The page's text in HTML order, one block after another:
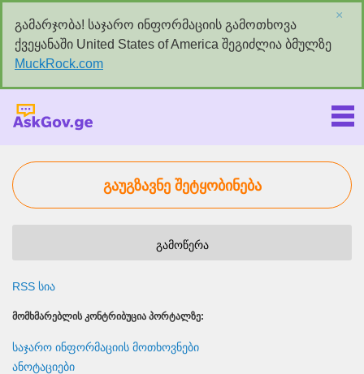
გამარჯობა! საჯარო ინფორმაციის გამოთხოვა
ქვეყანაში United States of America შეგიძლია ბმულზე
MuckRock.com
×
გაუგზავნე შეტყობინება
გამოწერა
RSS სია
ᲛᲝᲛᲮᲛᲐᲠᲔᲑᲚᲘᲡ ᲙᲝᲜᲢᲠᲘᲑᲣᲪᲘᲐ ᲞᲝᲠᲢᲐᲚᲖᲔ:
საჯარო ინფორმაციის მოთხოვნები
ანოტაციები